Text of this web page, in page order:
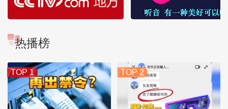
热播榜
TOP 1 TOP 2